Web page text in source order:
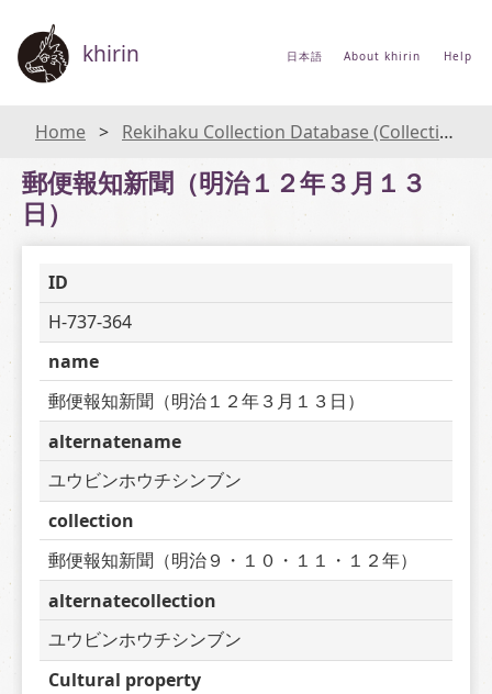
khirin 日本語 About khirin Help
Home Rekihaku Collection Database (Collections Database of the National Museum of Japanese History)
郵便報知新聞（明治１２年３月１３
日）
ID
H-737-364
name
郵便報知新聞（明治１２年３月１３日）
alternatename
ユウビンホウチシンブン
collection
郵便報知新聞（明治９・１０・１１・１２年）
alternatecollection
ユウビンホウチシンブン
Cultural property